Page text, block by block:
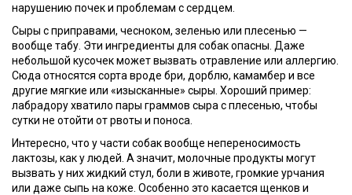
нарушению почек и проблемам с сердцем.
Сыры с приправами, чесноком, зеленью или плесенью —
вообще табу. Эти ингредиенты для собак опасны. Даже
небольшой кусочек может вызвать отравление или аллергию.
Сюда относятся сорта вроде бри, дорблю, камамбер и все
другие мягкие или «изысканные» сыры. Хороший пример:
лабрадору хватило пары граммов сыра с плесенью, чтобы
сутки не отойти от рвоты и поноса.
Интересно, что у части собак вообще непереносимость
лактозы, как у людей. А значит, молочные продукты могут
вызвать у них жидкий стул, боли в животе, громкие урчания
или даже сыпь на коже. Особенно это касается щенков и